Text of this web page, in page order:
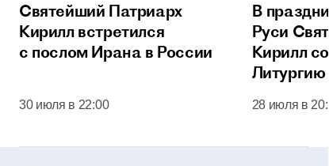
Святейший Патриарх
Кирилл встретился
с послом Ирана в России
30 июля в 22:00
В
Руси
Кирилл
Кремля
28 июля в